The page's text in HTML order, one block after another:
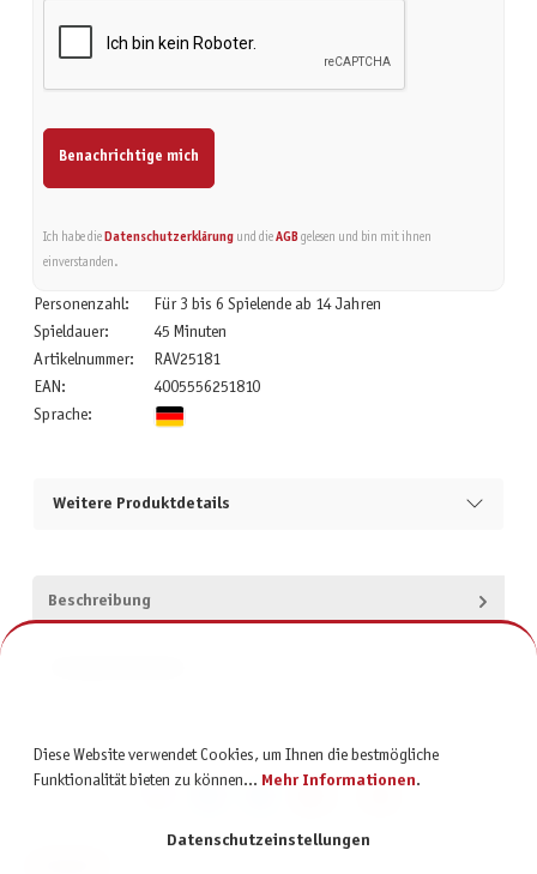
Benachrichtige mich
Ich habe die Datenschutzerklärungund die AGBgelesen und bin mit ihnen
einverstanden.
Personenzahl:
Für 3 bis 6 Spielende ab 14 Jahren
Spieldauer:
45 Minuten
Artikelnummer:
RAV25181
EAN:
4005556251810
Sprache:
Weitere Produktdetails
Beschreibung
Diese Website verwendet Cookies, um Ihnen die bestmögliche
Funktionalität bieten zu können... Mehr Informationen.
Datenschutzeinstellungen